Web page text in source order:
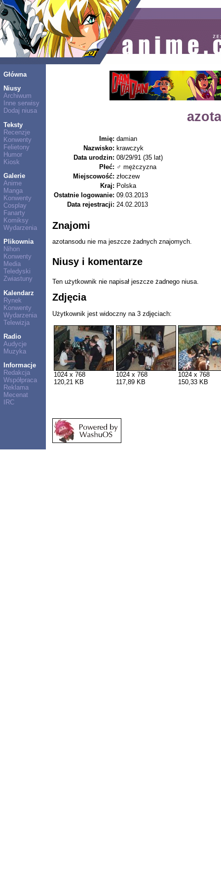
Główna
Niusy
Archiwum
Inne serwisy
Dodaj niusa
Teksty
Recenzje
Konwenty
Felietony
Humor
Kiosk
Galerie
Anime
Manga
Konwenty
Cosplay
Fanarty
Komiksy
Wydarzenia
Plikownia
Nihon
Konwenty
Media
Teledyski
Zwiastuny
Kalendarz
Rynek
Konwenty
Wydarzenia
Telewizja
Radio
Audycje
Muzyka
Informacje
Redakcja
Współpraca
Reklama
Mecenat
IRC
Imię: damian
Nazwisko: krawczyk
Data urodzin: 08/29/91 (35 lat)
Płeć: ♂ mężczyzna
Miejscowość: złoczew
Kraj: Polska
Ostatnie logowanie: 09.03.2013
Data rejestracji: 24.02.2013
Znajomi
azotansodu nie ma jeszcze żadnych znajomych.
Niusy i komentarze
Ten użytkownik nie napisał jeszcze żadnego niusa.
Zdjęcia
Użytkownik jest widoczny na 3 zdjęciach:
1024 x 768
120,21 KB
1024 x 768
117,89 KB
1024 x 768
150,33 KB